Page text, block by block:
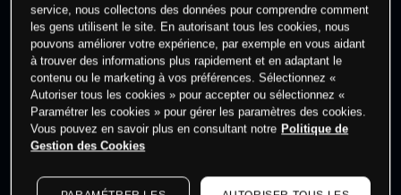
Commencez à trader
Les prix sont indicatifs.Connectez-vous pour voir les
dernières données du marché.
service, nous collectons des données pour comprendre comment
les gens utilisent le site. En autorisant tous les cookies, nous
pouvons améliorer votre expérience, par exemple en vous aidant
à trouver des informations plus rapidement et en adaptant le
contenu ou le marketing à vos préférences. Sélectionnez «
Autoriser tous les cookies » pour accepter ou sélectionnez «
Paramétrer les cookies » pour gérer les paramètres des cookies.
Vous pouvez en savoir plus en consultant notre Politique de
Gestion des Cookies